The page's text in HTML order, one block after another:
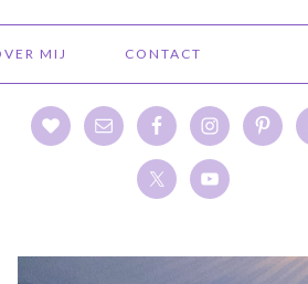
MIJ CONTACT